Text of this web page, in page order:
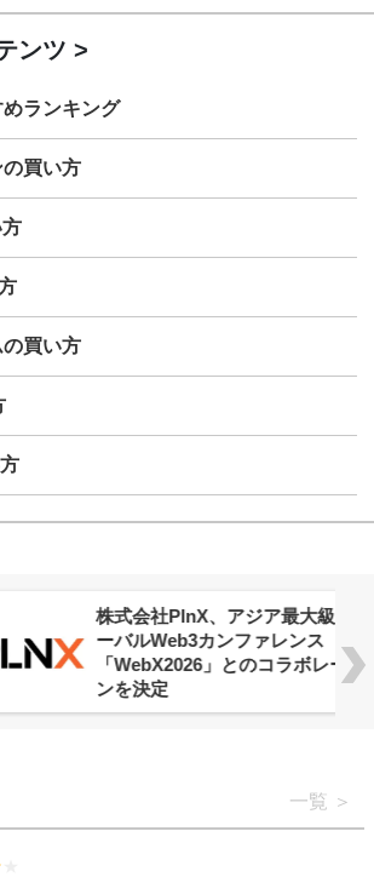
ンツ
ランキング
の買い方
買い方
株式会社PlnX、アジア最大級のグロ
ーバルWeb3カンファレンス
「WebX2026」とのコラボレーショ
一覧